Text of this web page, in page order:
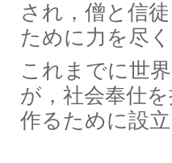
され，僧と信
ために力を尽
これまでに世
が，社会奉仕
作るために設